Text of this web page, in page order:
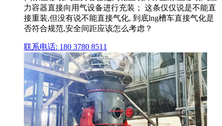
力容器直接向用气设备进行充装； 这条仅仅说是不能直
接重装,但没有说不能直接气化, 到底lng槽车直接气化是
否符合规范,安全间距应该怎么考虑？
联系电话: 180 3780 8511